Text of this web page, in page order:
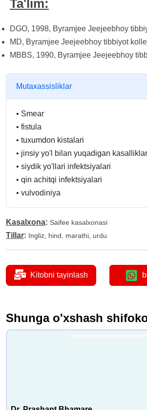
Ta'lim:
DGO, 1998, Byramjee Jeejeebhoy
MD, Byramjee Jeejeebhoy tibbiyot
MBBS, 1990, Byramjee Jeejeebhoy
Mutaxassisliklar
• Smear
• fistula
• tuxumdon kistalari
• jinsiy yo'l bilan yuqadigan kasalliklar
• siydik yo'llari infektsiyalari
• qin achitqi infektsiyalari
• vulvodiniya
Kasalxona: Saifee kasalxonasi
Tillar: Ingliz, hind, marathi, urdu
Kitobni tayinlash
Shunga o'xshash